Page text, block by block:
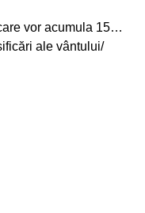
vor acumula 15…
ale vântului/